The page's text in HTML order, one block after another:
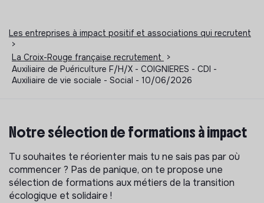
Les entreprises à impact positif et associations qui recrutent
>
La Croix-Rouge française recrutement
>
Auxiliaire de Puériculture F/H/X - COIGNIERES - CDI -
Auxiliaire de vie sociale - Social - 10/06/2026
Notre sélection de formations à impact
Tu souhaites te réorienter mais tu ne sais pas par où
commencer ? Pas de panique, on te propose une
sélection de formations aux métiers de la transition
écologique et solidaire !